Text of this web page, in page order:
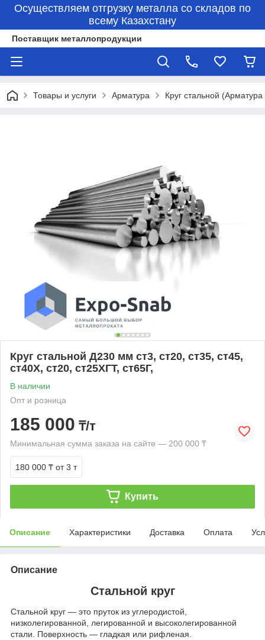
Осуществляем отгрузку металла со складов по
всему Казахстану
Поставщик металлопродукции
Товары и услуги Арматура Круг стальной
Круг стальной Д230 мм ст3, ст20, ст35, ст45,
ст40Х, ст20, ст25ХГТ, ст65Г,
В наличии
Опт и розница
185 000 ₸/т
Минимальная сумма заказа на сайте — 200 000 ₸
180 000 ₸ от 3 т
Купить
Описание Характеристики Доставка Оплата
Описание
Стальной круг
Стальной круг — это пруток из углеродистой,
низколегированной, легированной и высоколегированной
стали. Поверхность — гладкая или рифленая.